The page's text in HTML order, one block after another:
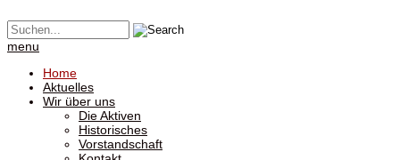
menu
Home
Aktuelles
Wir über uns
Die Aktiven
Historisches
Vorstandschaft